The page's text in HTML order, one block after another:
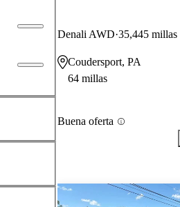
Denali AWD 35,445 millas
Coudersport, PA
64 millas
Buena oferta